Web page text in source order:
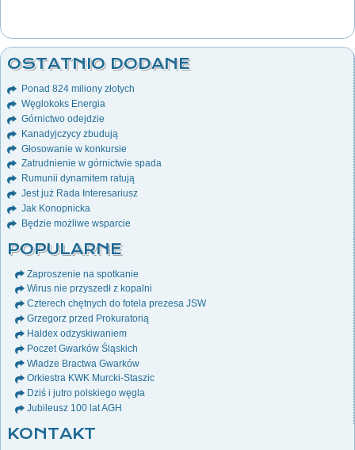
OSTATNIO DODANE
Ponad 824 miliony złotych
Węglokoks Energia
Górnictwo odejdzie
Kanadyjczycy zbudują
Głosowanie w konkursie
Zatrudnienie w górnictwie spada
Rumunii dynamitem ratują
Jest już Rada Interesariusz
Jak Konopnicka
Będzie możliwe wsparcie
POPULARNE
Zaproszenie na spotkanie
Wirus nie przyszedł z kopalni
Czterech chętnych do fotela prezesa JSW
Grzegorz przed Prokuratorią
Haldex odzyskiwaniem
Poczet Gwarków Śląskich
Władze Bractwa Gwarków
Orkiestra KWK Murcki-Staszic
Dziś i jutro polskiego węgla
Jubileusz 100 lat AGH
KONTAKT